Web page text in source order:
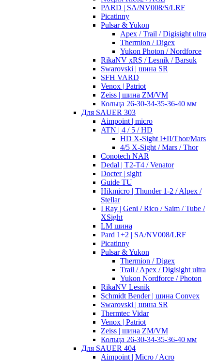
PARD | SA/NV008/S/LRF
Picatinny
Pulsar & Yukon
Apex / Trail / Digisight ultra
Thermion / Digex
Yukon Photon / Nordforce
RikaNV xRS / Lesnik / Barsuk
Swarovski | шина SR
SFH VARD
Venox | Patriot
Zeiss | шина ZM/VM
Кольца 26-30-34-35-36-40 мм
Для SAUER 303
Aimpoint | micro
ATN | 4 / 5 / HD
HD X-Sight I+II/Thor/Mars
4/5 X-Sight / Mars / Thor
Conotech NAR
Dedal | T2-T4 / Venator
Docter | sight
Guide TU
Hikmicro | Thunder 1-2 / Alpex /
Stellar
I Ray | Geni / Rico / Saim / Tube /
XSight
LM шина
Pard 1+2 | SA/NV008/LRF
Picatinny
Pulsar & Yukon
Thermion / Digex
Trail / Apex / Digisight ultra
Yukon Nordforce / Photon
RikaNV Lesnik
Schmidt Bender | шина Convex
Swarovski | шина SR
Thermtec Vidar
Venox | Patriot
Zeiss | шина ZM/VM
Кольца 26-30-34-35-36-40 мм
Для SAUER 404
Aimpoint | Micro / Acro